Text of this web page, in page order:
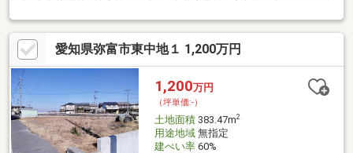
▲▽▲▽▲▽▲▽▲▽▲▽▲▽▲▽▲▽▲▽▲▽▲▽▲▽未公開
物件もご用意しております！お客様にあった物件をご紹介いたし
ます！０１２０－９２０－３１１【通話料無料】弊社ＨＰもご確
認ください！ジョイナスカンパニーおうち探し専門店おうち侍ま
で▲▽▲▽▲▽▲▽▲▽▲▽▲▽▲▽▲▽▲▽▲▽▲▽▲▽
愛知県弥富市東中地１ 1,200万円
1,200万円
（坪単価:-）
土地面積383.47m2
用途地域無指定
建ぺい率60%